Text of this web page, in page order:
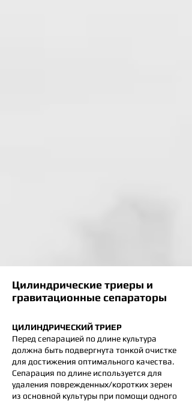
Цилиндрические триеры и
гравитационные сепараторы
ЦИЛИНДРИЧЕСКИЙ ТРИЕР
Перед сепарацией по длине культура
должна быть подвергнута тонкой очистке
для достижения оптимального качества.
Сепарация по длине используется для
удаления поврежденных/коротких зерен
из основной культуры при помощи одного